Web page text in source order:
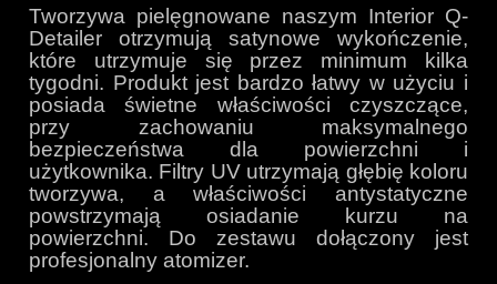
Tworzywa pielęgnowane naszym Interior Q-
Detailer otrzymują satynowe wykończenie,
które utrzymuje się przez minimum kilka
tygodni. Produkt jest bardzo łatwy w użyciu i
posiada świetne właściwości czyszczące,
przy zachowaniu maksymalnego
bezpieczeństwa dla powierzchni i
użytkownika. Filtry UV utrzymają głębię koloru
tworzywa, a właściwości antystatyczne
powstrzymają osiadanie kurzu na
powierzchni. Do zestawu dołączony jest
profesjonalny atomizer.